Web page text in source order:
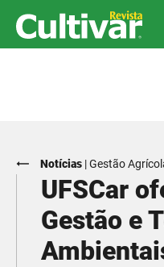
Notícias |Gestão
UFSCar
Gestão e